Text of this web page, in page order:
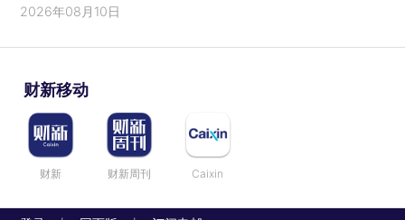
2026年08月10日
财新移动
财新 财新周刊 Caixin